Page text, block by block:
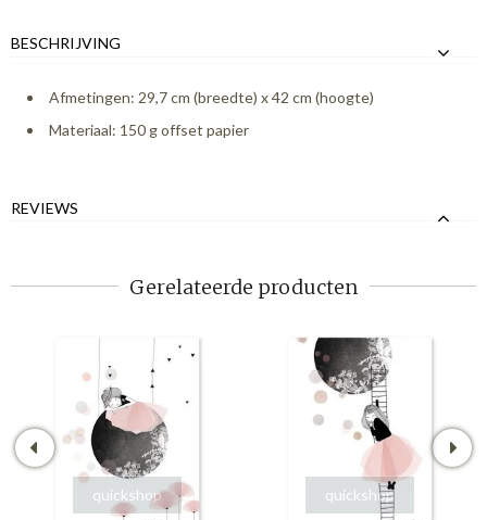
BESCHRIJVING
Afmetingen: 29,7 cm (breedte) x 42 cm (hoogte)
Materiaal: 150 g offset papier
REVIEWS
Gerelateerde producten
quickshop quickshop